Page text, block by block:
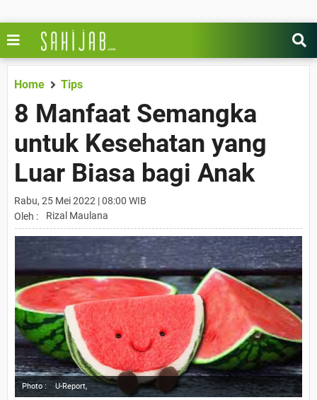
Home Tips
8 Manfaat Semangka
untuk Kesehatan yang
Luar Biasa bagi Anak
Rabu, 25 Mei 2022 | 08:00 WIB
Oleh :
Rizal Maulana
Photo : U-Report,